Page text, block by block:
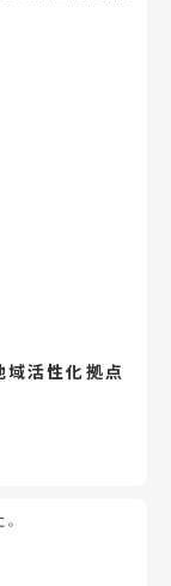
域活性化拠点